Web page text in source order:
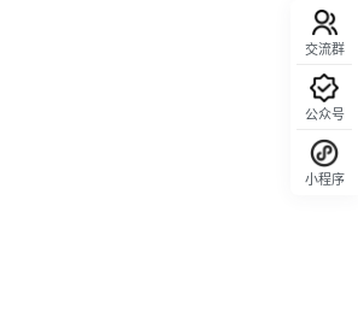
交流群
公众号
小程序